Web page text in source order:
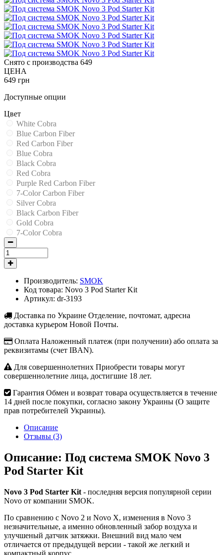
Снято с производства 649
ЦЕНА
649 грн
Доступные опции
Цвет
White Cobra
Blue Carbon Fiber
Red Carbon Fiber
Blue Cobra
Black Cobra
Red Cobra
Purple Red Carbon Fiber
7-Color Carbon Fiber
Silver Cobra
Black Carbon Fiber
Gold Cobra
7-Color Cobra
Производитель: SMOK
Код товара: Novo 3 Pod Starter Kit
Артикул: dr-3193
Доставка по Украине Отделение, почтомат, адресна
доставка курьером Новой Почты.
Оплата Наложенный платеж (при получении) або оплата за
реквизитамы (счет IBAN).
Для совершеннолетних Приобрести товары могут
совершеннолетние лица, достигшие 18 лет.
Гарантия Обмен и возврат товара осуществляется в течение
14 дней после покупки, согласно закону Украины (О защите
прав потребителей Украины).
Описание
Отзывы (3)
Описание: Под система SMOK Novo 3
Pod Starter Kit
Novo 3 Pod Starter Kit - последняя версия популярной серии
Novo от компании SMOK.
По сравнению с Novo 2 и Novo X, изменения в Novo 3
незначительные, а именно обновленный забор воздуха и
улучшеный датчик затяжки. Внешний вид мало чем
отличается от предыдущей версии - такой же легкий и